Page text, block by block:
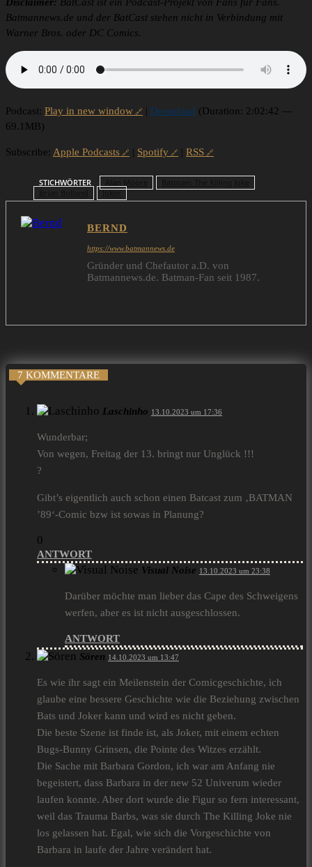
Disclaimer: BatCast ist ein Podcast-Projekt von Fans für Fans.
Batmannews.de und der BatCast stehen nicht in Verbindung mit
Warner Bros. oder DC Comics.
Podcast: Play in new window | Download (Duration: 2:02:42 —
69.1MB)
Subscribe: Apple Podcasts | Spotify | RSS
STICHWÖRTER
Joker
BERND
https://www.batmannews.de
Gründer und Chefautor a.D. von
Batmannews.de. Batman-Fan seit 1987.
7 KOMMENTARE
Laschinho 13.10.2023 um 17:36
Wunderbar;
Von wegen, Freitag der 13. bringt nur Unglück !!!
?
Gibt’s eigentlich auch schon einen Batcast zum ‚BATMAN
’89‘-Comic bzw ist sowas in Planung?
0
ANTWORT
Visual Noise 13.10.2023 um 23:38
Darüber möchte man lieber das Cape des Schweigens
werfen, aber es ist nicht ausgeschlossen.
ANTWORT
Sören 14.10.2023 um 13:47
Es wie ihr sagt ein Meilenstein der Comicgeschichte, ich
glaube eine bessere Geschichte wie die Beziehung zwischen
Bats und Joker kann und wird es nicht geben.
Die beste Szene ist finde ist, als Joker, mit einem echten
Bugs-Bunny Grinsen, die Pointe des Witzes erzählt.
Die Sache mit Barbara Gordon, ich war am Anfang nie
begeistert, dass Barbara in der new 52 Univerum wieder
laufen konnte. Aber dort wurde die Figur so fern interessant,
weil das Trauma Barbs, was sie durch The Killing Joke nie
los gelassen hat. Egal, wie sich die Vorgeschichte von
Barbara in laufe der Jahre verändert hat.